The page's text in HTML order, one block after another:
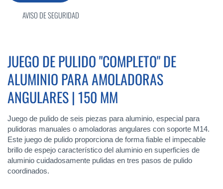
JUEGO DE PULIDO "COMPLETO" DE
ALUMINIO PARA AMOLADORAS
ANGULARES | 150 MM
Juego de pulido de seis piezas para aluminio, especial para
pulidoras manuales o amoladoras angulares con soporte M14.
Este juego de pulido proporciona de forma fiable el impecable
brillo de espejo característico del aluminio en superficies de
aluminio cuidadosamente pulidas en tres pasos de pulido
coordinados.
AVISO DE SEGURIDAD